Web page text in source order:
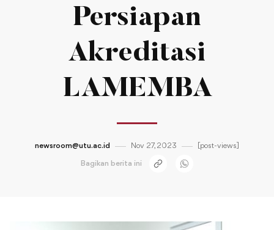
Persiapan
Akreditasi
LAMEMBA
newsroom@utu.ac.id Nov 27, 2023 [post-views]
Bagikan berita ini